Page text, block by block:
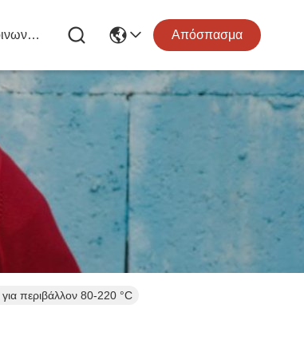
Επικοινωνήστε Μαζί Μας Απόσπασμα
περιβάλλον 80-220 °C